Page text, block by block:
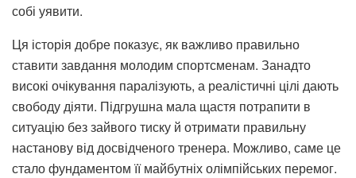
собі уявити.
Ця історія добре показує, як важливо правильно
ставити завдання молодим спортсменам. Занадто
високі очікування паралізують, а реалістичні цілі дають
свободу діяти. Підгрушна мала щастя потрапити в
ситуацію без зайвого тиску й отримати правильну
настанову від досвідченого тренера. Можливо, саме це
стало фундаментом її майбутніх олімпійських перемог.